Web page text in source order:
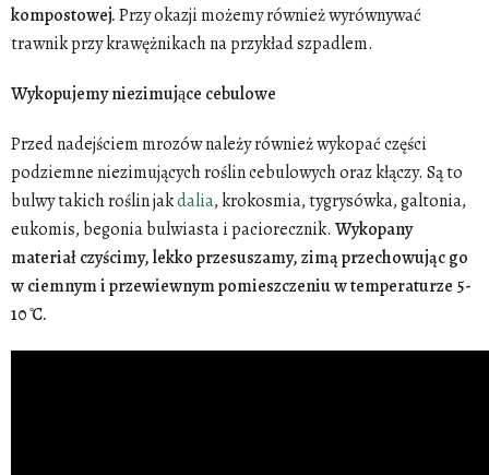
kompostowej.Przy okazji możemy również wyrównywać
trawnik przy krawężnikach na przykład szpadlem.
Wykopujemy niezimujące cebulowe
Przed nadejściem mrozów należy również wykopać części
podziemne niezimujących roślin cebulowych oraz kłączy. Są to
bulwy takich roślin jakdalia, krokosmia, tygrysówka, galtonia,
eukomis, begonia bulwiasta i paciorecznik. Wykopany
materiał czyścimy, lekko przesuszamy, zimą przechowując go
w ciemnym i przewiewnym pomieszczeniu w temperaturze 5-
10 ̊C.